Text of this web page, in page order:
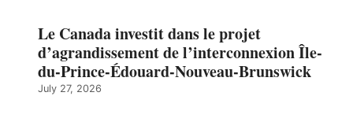
Le Canada investit dans le projet
d’agrandissement de l’interconnexion Île-
du-Prince-Édouard-Nouveau-Brunswick
July 27, 2026